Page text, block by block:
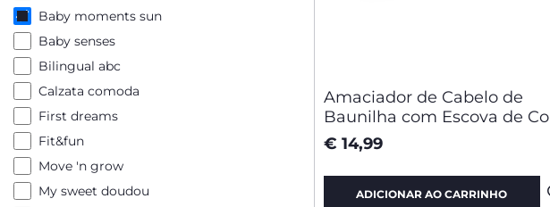
Baby moments sun
Baby senses
Bilingual abc
Calzata comoda
First dreams
Fit&fun
Move 'n grow
My sweet doudou
Amaciador de Cabelo de
Baunilha com Escova de
Cabeludo
€ 14,99
ADICIONAR AO CARRINHO